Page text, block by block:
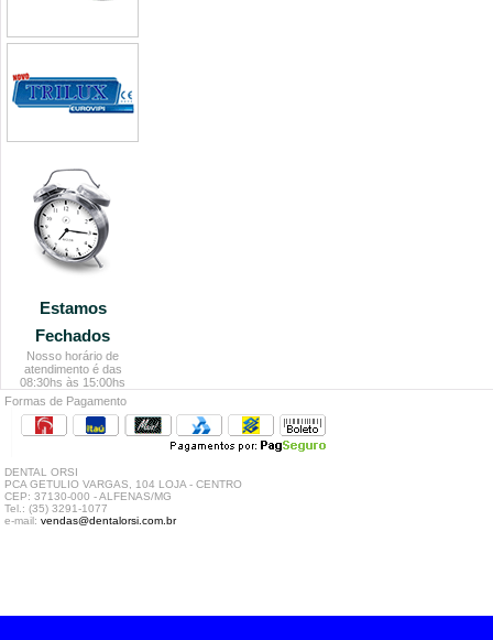
Estamos
Fechados
Nosso horário de
atendimento é das
08:30hs às 15:00hs
Formas de Pagamento
DENTAL ORSI
PCA GETULIO VARGAS, 104 LOJA - CENTRO
CEP: 37130-000 - ALFENAS/MG
Tel.: (35) 3291-1077
e-mail: vendas@dentalorsi.com.br